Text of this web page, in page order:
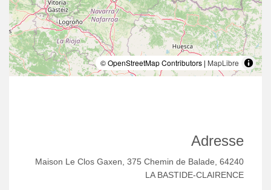
© OpenStreetMap Contributors | MapLibre
Adresse
Maison Le Clos Gaxen, 375 Chemin de Balade, 64240
LA BASTIDE-CLAIRENCE